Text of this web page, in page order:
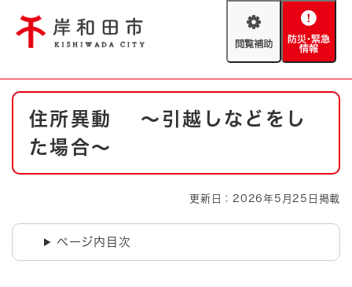
閲
助
防
緊
情
やさしい日本語
防災・緊急情報 救急・消防
ハザードマップ
本
住所異動 ～引越しなどをし
た場合～
更新日：2026年5月25日掲載
ページ内目次